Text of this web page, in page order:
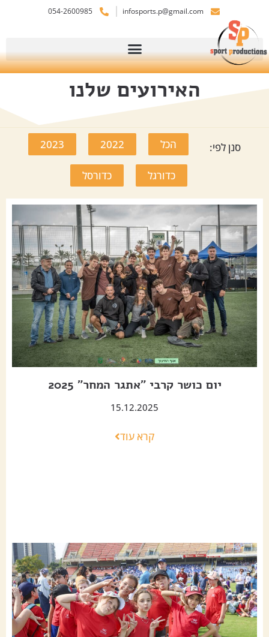
infosports.p@gmail.com
054-2600985
האירועים שלנו
סנן לפי: הכל 2022
2023
כדורגל כדורסל
יום כושר קרבי "אתגר המחר" 2025
15.12.2025
קרא עוד